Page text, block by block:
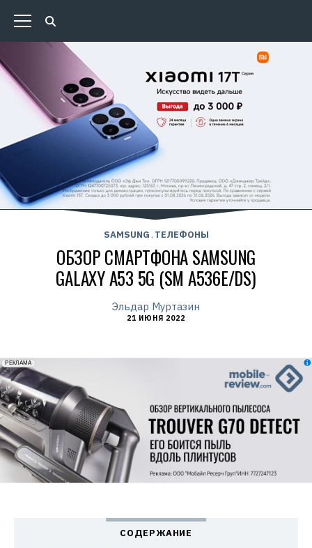
SAMSUNG , ТЕЛЕФОНЫ
ОБЗОР СМАРТФОНА SAMSUNG
GALAXY A53 5G (SM A536E/DS)
Эльдар Муртазин
21 ИЮНЯ 2022
erid: 2VfnxxmNzs5
РЕКЛАМА